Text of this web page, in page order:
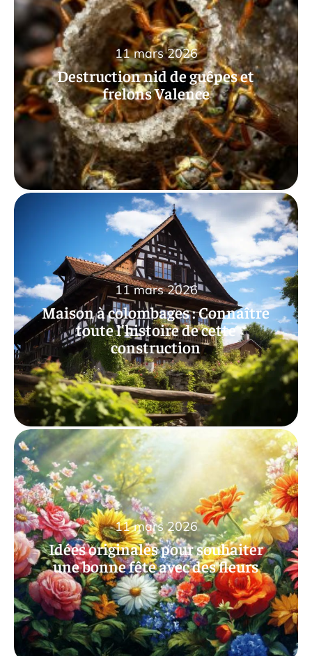
Destruction nid de guêpes et
frelons Valence
11 mars 2026
Maison à colombages : Connaître
toute l’histoire de cette
construction
11 mars 2026
Idées originales pour souhaiter
une bonne fête avec des fleurs
11 mars 2026